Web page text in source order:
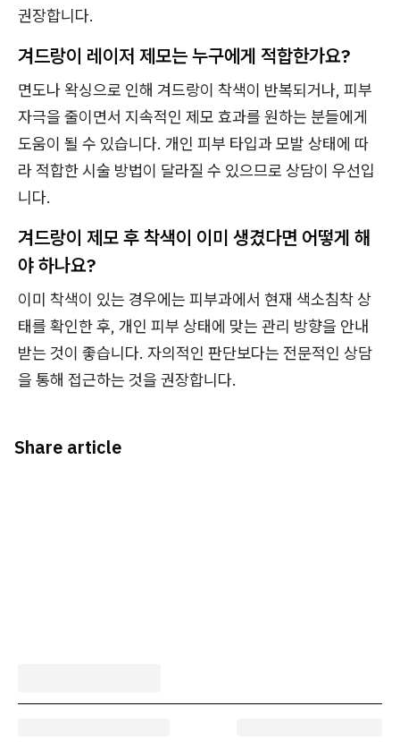
권장합니다.
겨드랑이 레이저 제모는 누구에게 적합한가요?
면도나 왁싱으로 인해 겨드랑이 착색이 반복되거나, 피부
자극을 줄이면서 지속적인 제모 효과를 원하는 분들에게
도움이 될 수 있습니다. 개인 피부 타입과 모발 상태에 따
라 적합한 시술 방법이 달라질 수 있으므로 상담이 우선입
니다.
겨드랑이 제모 후 착색이 이미 생겼다면 어떻게 해
야 하나요?
이미 착색이 있는 경우에는 피부과에서 현재 색소침착 상
태를 확인한 후, 개인 피부 상태에 맞는 관리 방향을 안내
받는 것이 좋습니다. 자의적인 판단보다는 전문적인 상담
을 통해 접근하는 것을 권장합니다.
Share article